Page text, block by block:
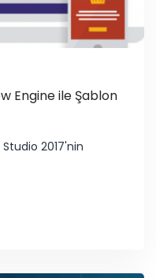
Engine ile Şablon
2017'nin